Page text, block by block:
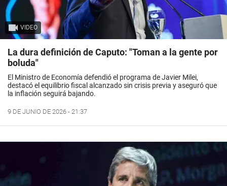
VIDEO
La dura definición de Caputo: "Toman a la gente por
boluda"
El Ministro de Economía defendió el programa de Javier Milei,
destacó el equilibrio fiscal alcanzado sin crisis previa y aseguró que
la inflación seguirá bajando.
9 DE JUNIO DE 2026 - 21:37